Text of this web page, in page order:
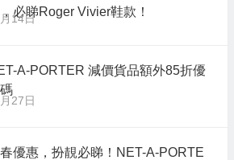
必睇Roger Vivier鞋款！
14日
A-PORTER 減價貨品額外85折優
27日
優惠，扮靚必睇！NET-A-PORTE